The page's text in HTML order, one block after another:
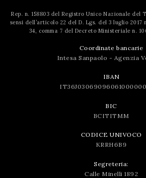
Rep. n. 158803 del Registro Unico Nazionale del
sensi dell’articolo 22 del D. Lgs. del 3 luglio 2017
34, comma 7 del Decreto Ministeriale n.
Coordinate bancarie
Intesa Sanpaolo - Agenzia
IBAN
BIC
BCITITMM
CODICE UNIVOCO
KRRH6B9
Segreteria:
Calle Minelli 1892